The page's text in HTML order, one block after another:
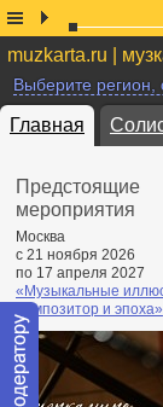
muzkarta.ru |
Выберите регион,
Главная
Предстоящие
мероприятия
Москва
с 21 ноября 2026
по 17 апреля 2027
«Музыкальные
Композитор и эпоха»